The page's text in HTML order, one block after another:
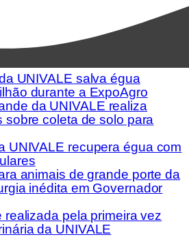
UNIVALE salva égua
durante a ExpoAgro
da UNIVALE realiza
sobre coleta de solo para
UNIVALE recupera égua com
animais de grande porte da
inédita em Governador
realizada pela primeira vez
da UNIVALE